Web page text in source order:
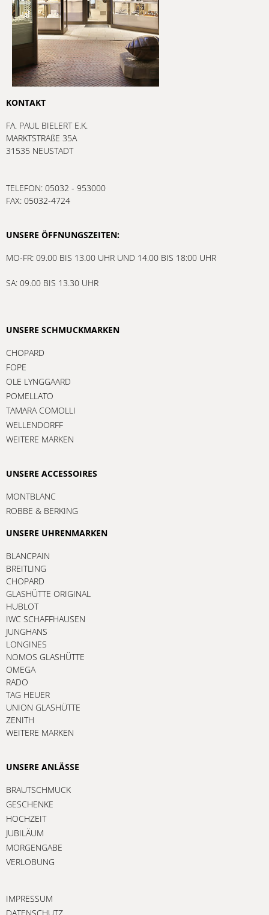
KONTAKT
FA. PAUL BIELERT E.K.
MARKTSTRAßE 35A
31535 NEUSTADT
TELEFON: 05032 - 953000
FAX: 05032-4724
UNSERE ÖFFNUNGSZEITEN:
MO-FR: 09.00 BIS 13.00 UHR UND 14.00 BIS 18:00 UHR
SA: 09.00 BIS 13.30 UHR
UNSERE SCHMUCKMARKEN
CHOPARD
FOPE
OLE LYNGGAARD
POMELLATO
TAMARA COMOLLI
WELLENDORFF
WEITERE MARKEN
UNSERE ACCESSOIRES
MONTBLANC
ROBBE & BERKING
UNSERE UHRENMARKEN
BLANCPAIN
BREITLING
CHOPARD
GLASHÜTTE ORIGINAL
HUBLOT
IWC SCHAFFHAUSEN
JUNGHANS
LONGINES
NOMOS GLASHÜTTE
OMEGA
RADO
TAG HEUER
UNION GLASHÜTTE
ZENITH
WEITERE MARKEN
UNSERE ANLÄSSE
BRAUTSCHMUCK
GESCHENKE
HOCHZEIT
JUBILÄUM
MORGENGABE
VERLOBUNG
IMPRESSUM